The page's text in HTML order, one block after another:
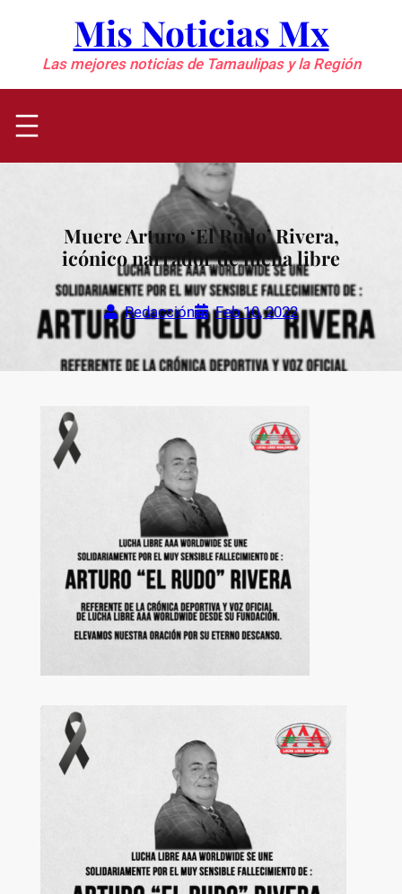
contenido
Mis Noticias Mx
Las mejores noticias de Tamaulipas y la Región
Muere Arturo ‘El Rudo’ Rivera,
icónico narrador de lucha libre
Redacción Feb 10, 2022